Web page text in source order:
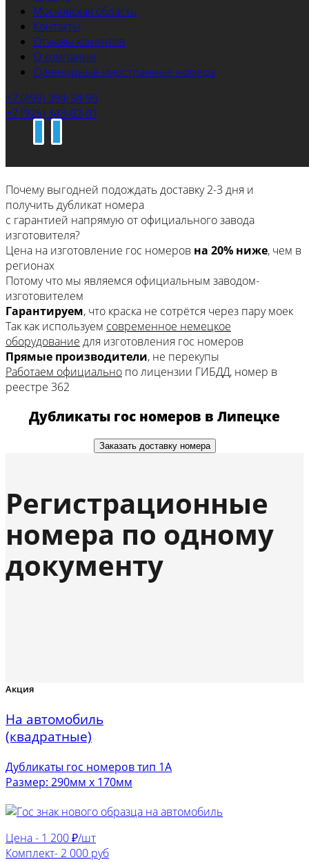
Московская область
Контакты
Отзывы клиентов
О компании
Сувенирные иностранные номера
+7 (499) 394-34-95
+7 (925) 343-02-01
Почему выгодней подождать доставку 2-3 дня и
получить дубликат номера
с гарантией напрямую от официального завода
изготовителя?
Цена на изготовление гос номеров на 20% ниже, чем в
регионах
Потому что мы являемся официальным заводом-
изготовителем
Гарантируем, что краска не сотрётся через пару моек
Так как используем современное немецкое
оборудование для изготовления гос номеров
Прямые производители, не перекупы
Работаем официально по лицензии ГИБДД, номер в
реестре 362
Дубликаты гос номеров в Липецке
Заказать доставку номера
Регистрационные
номера по одному
документу
Акция
На автомобиль
(квадратные)
Дубликаты гос номеров тип 1А
Размер: 290мм х 170мм
Цена - 1 200 ₽/шт
Комплект- 2 000 руб